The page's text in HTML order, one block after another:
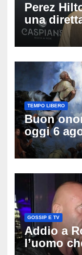
Perez
una
famiglia
sulle sue
TEMPO LIBERO
Buon
oggi 6
di auguri
GOSSIP E TV
Addio a
l’uomo